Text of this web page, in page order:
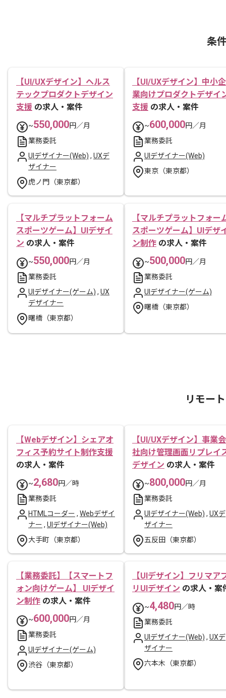
条
【UI/UXデザイン】ヘルス
テックプロダクトデザイン
支援 の求人・案件
~550,000円／月
業務委託
UIデザイナー(Web) , UXデ
ザイナー
虎ノ門（東京都）
【UI/UXデザイン】中小企
業向けプロダクトデザイ
支援 の求人・案件
~600,000円／月
業務委託
UIデザイナー(Web)
東京（東京都）
【マルチプラットフォーム
スポーツゲーム】UIデザイ
ン の求人・案件
~550,000円／月
業務委託
UIデザイナー(ゲーム) , UX
デザイナー
曙橋（東京都）
【マルチプラットフォー
スポーツゲーム】UIデザ
ン制作 の求人・案件
~500,000円／月
業務委託
UIデザイナー(ゲーム)
曙橋（東京都）
リモー
【Webデザイン】シェアオ
フィス予約サイト制作支援
の求人・案件
~2,680円／時
業務委託
HTMLコーダー , Webデザイ
ナー , UIデザイナー(Web)
大手町（東京都）
【UI/UXデザイン】事業会
社向け管理画面リプレイ
デザイン の求人・案件
~800,000円／月
業務委託
UIデザイナー(Web) , UXデ
ザイナー
五反田（東京都）
【業務委託】【スマートフ
ォン向けゲーム】 UIデザイ
ン制作 の求人・案件
~600,000円／月
業務委託
UIデザイナー(ゲーム)
渋谷（東京都）
【UIデザイン】フリマア
リUIデザイン の求人・案
~4,480円／時
業務委託
UIデザイナー(Web) , UXデ
ザイナー
六本木（東京都）